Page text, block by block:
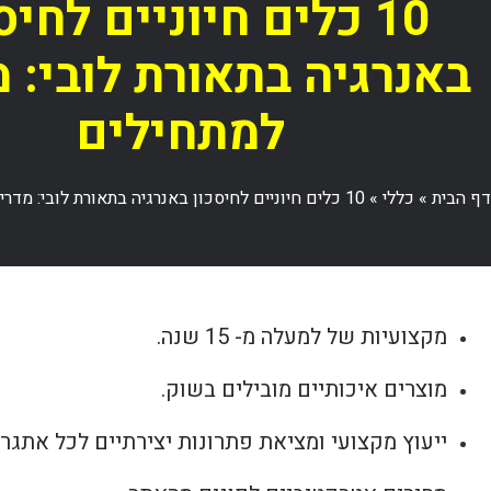
10 כלים חיוניים
באנרגיה בתאורת לובי:
למתחילים
דף הבית» כללי » 10 כלים חיוניים לחיסכון באנרגיה בתאורת לובי: מדריך למתחילים
מקצועיות של למעלה מ- 15 שנה.
מוצרים איכותיים מובילים בשוק.
ייעוץ מקצועי ומציאת פתרונות יצירתיים לכל